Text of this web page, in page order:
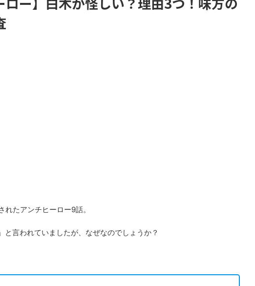
たアンチヒーロー9話。
と言われていましたが、なぜなのでしょうか？